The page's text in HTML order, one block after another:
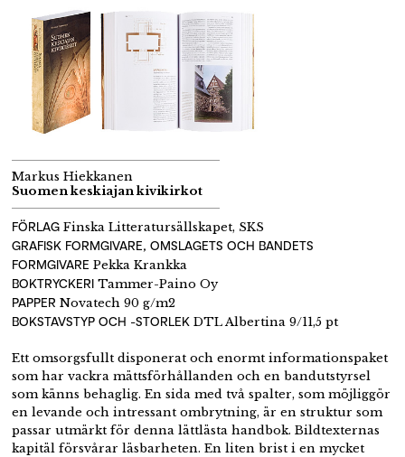
Markus Hiekkanen
Suomen keskiajan kivikirkot
FÖRLAG Finska Litteratursällskapet, SKS
GRAFISK FORMGIVARE, OMSLAGETS OCH BANDETS
FORMGIVARE Pekka Krankka
BOKTRYCKERI Tammer-Paino Oy
PAPPER Novatech 90 g/m2
BOKSTAVSTYP OCH -STORLEK DTL Albertina 9/11,5 pt
Ett omsorgsfullt disponerat och enormt informationspaket
som har vackra mättsförhållanden och en bandutstyrsel
som känns behaglig. En sida med två spalter, som möjliggör
en levande och intressant ombrytning, är en struktur som
passar utmärkt för denna lättlästa handbok. Bildtexternas
kapitäl försvårar läsbarheten. En liten brist i en mycket